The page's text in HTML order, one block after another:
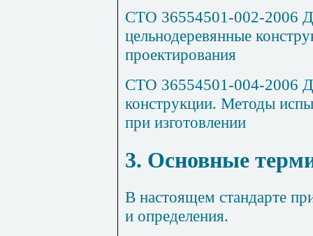
СТО 36554501-002-2006
цельнодеревянные
проектирования
СТО 36554501-004-2006
конструкции. Методы
при изготовлении
3. Основные
В настоящем стандарте
и определения.